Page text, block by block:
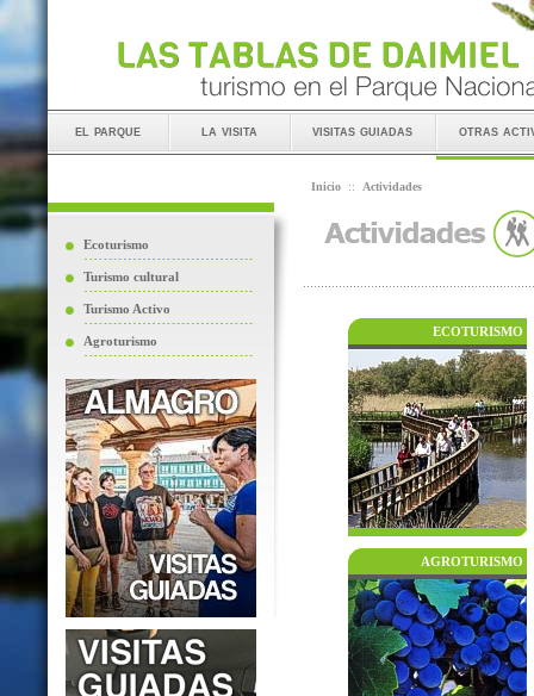
el parque la visita visitas guiadas otras
Ecoturismo
Turismo cultural
Turismo Activo
Agroturismo
Inicio :: Actividades
ECOTURISMO
AGROTURISMO